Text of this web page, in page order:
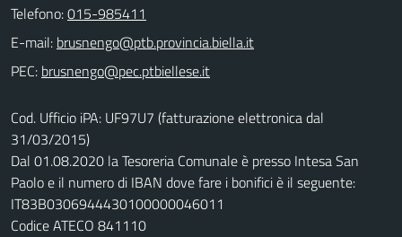
Telefono:015-985411
E-mail:
PEC:
Cod. Ufficio iPA: UF97U7 (fatturazione elettronica dal
31/03/2015)
Dal 01.08.2020 la Tesoreria Comunale è presso Intesa San
Paolo e il numero di IBAN dove fare i bonifici è il seguente:
IT83B0306944430100000046011
Codice ATECO 841110